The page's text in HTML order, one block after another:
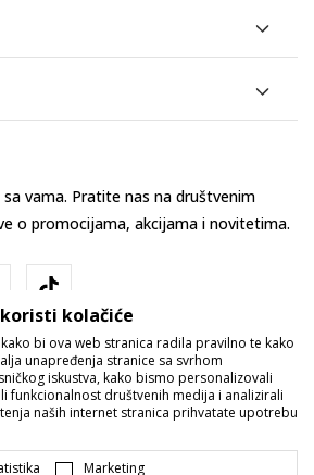
vama. Pratite nas na društvenim
o promocijama, akcijama i novitetima.
Promijenite
kolačiće
bi ova web stranica radila pravilno te kako
unapređenja stranice sa svrhom
iskustva, kako bismo personalizovali
funkcionalnost društvenih medija i analizirali
naših internet stranica prihvatate upotrebu
Marketing